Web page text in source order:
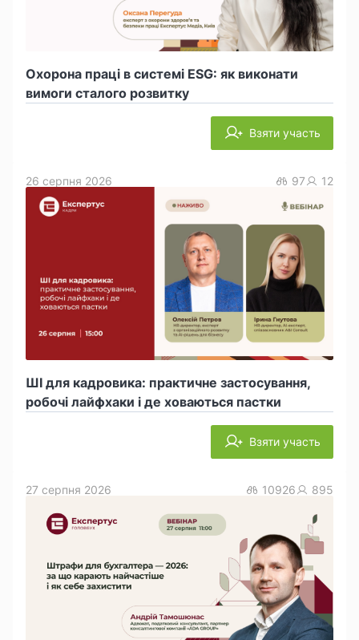
Охорона праці в системі ESG: як виконати
вимоги сталого розвитку
Взяти участь
ШІ для кадровика: практичне застосування,
робочі лайфхаки і де ховаються пастки
26 серпня 2026 97 12
Взяти участь
27 серпня 2026 10926 895